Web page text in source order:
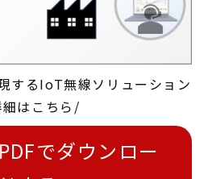
するIoT無線ソリューション
細はこちら/
でダウンロー